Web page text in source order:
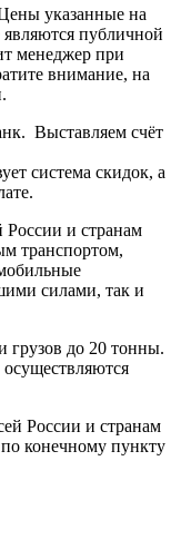
указанные на
публичной
менеджер при
внимание, на
Выставляем счёт
система скидок, а
России и странам
транспортом,
силами, так и
грузов до 20 тонны.
России и странам
конечному пункту